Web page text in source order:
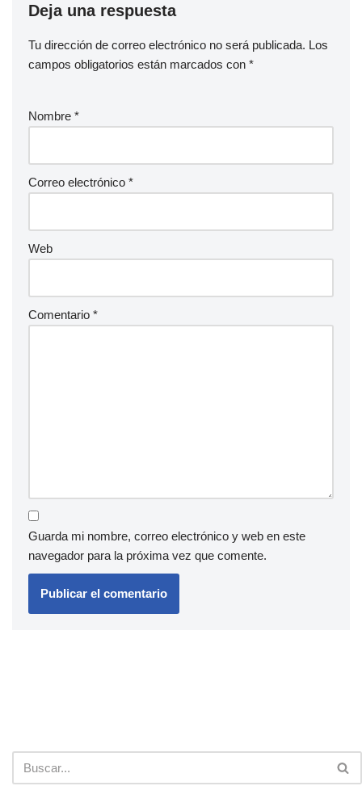
Deja una respuesta
Tu dirección de correo electrónico no será publicada. Los
campos obligatorios están marcados con *
Nombre *
Correo electrónico *
Web
Comentario *
Guarda mi nombre, correo electrónico y web en este
navegador para la próxima vez que comente.